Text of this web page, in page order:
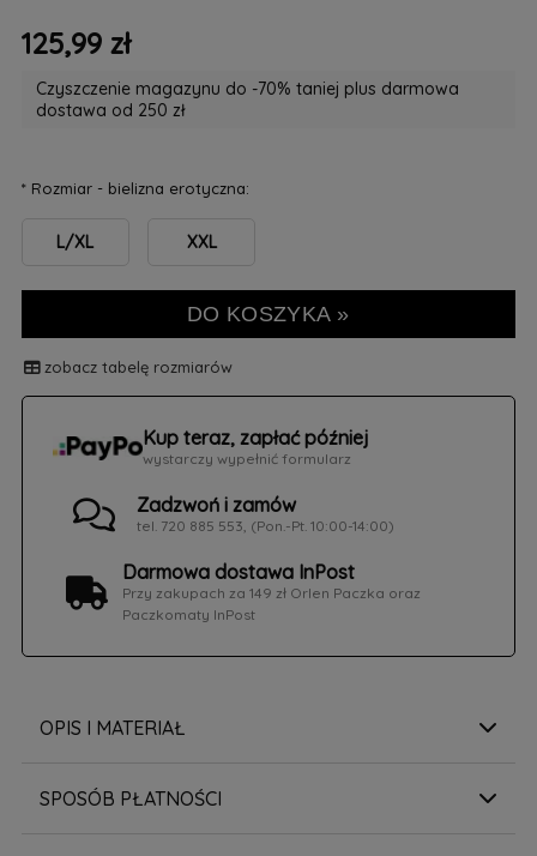
125,99 zł
Czyszczenie magazynu do -70% taniej plus darmowa
dostawa od 250 zł
*Rozmiar - bielizna erotyczna:
L/XL XXL
DO KOSZYKA »
zobacz tabelę rozmiarów
Kup teraz, zapłać później
wystarczy wypełnić formularz
Zadzwoń i zamów
tel. 720 885 553, (Pon.-Pt. 10:00-14:00)
Darmowa dostawa InPost
Przy zakupach za 149 zł Orlen Paczka oraz
Paczkomaty InPost
OPIS I MATERIAŁ
SPOSÓB PŁATNOŚCI